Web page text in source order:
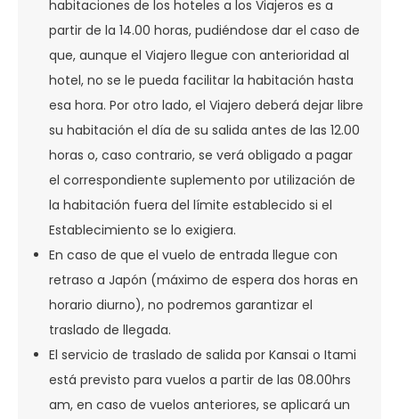
habitaciones de los hoteles a los Viajeros es a
partir de la 14.00 horas, pudiéndose dar el caso de
que, aunque el Viajero llegue con anterioridad al
hotel, no se le pueda facilitar la habitación hasta
esa hora. Por otro lado, el Viajero deberá dejar libre
su habitación el día de su salida antes de las 12.00
horas o, caso contrario, se verá obligado a pagar
el correspondiente suplemento por utilización de
la habitación fuera del límite establecido si el
Establecimiento se lo exigiera.
En caso de que el vuelo de entrada llegue con
retraso a Japón (máximo de espera dos horas en
horario diurno), no podremos garantizar el
traslado de llegada.
El servicio de traslado de salida por Kansai o Itami
está previsto para vuelos a partir de las 08.00hrs
am, en caso de vuelos anteriores, se aplicará un